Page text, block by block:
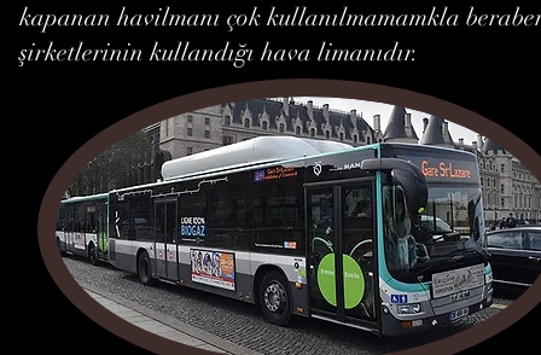
kapanan havilmanı çok kullanılmamamkla
şirketlerinin kullandığı hava limanıdır.